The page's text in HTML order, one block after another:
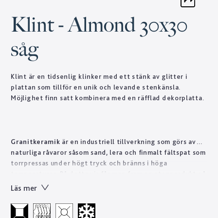
Klint - Almond 30x30
såg
Klint är en tidsenlig klinker med ett stänk av glitter i
plattan som tillför en unik och levande stenkänsla.
Möjlighet finn satt kombinera med en räfflad dekorplatta.
Granitkeramik är en industriell tillverkning som görs av
naturliga råvaror såsom sand, lera och finmalt fältspat som
torrpressas under högt tryck och bränns i höga
kort tid som skulle ta naturen tusentals år att forma.
lätt att sköta till skillnad från natursten som ofta kräver
Läs mer